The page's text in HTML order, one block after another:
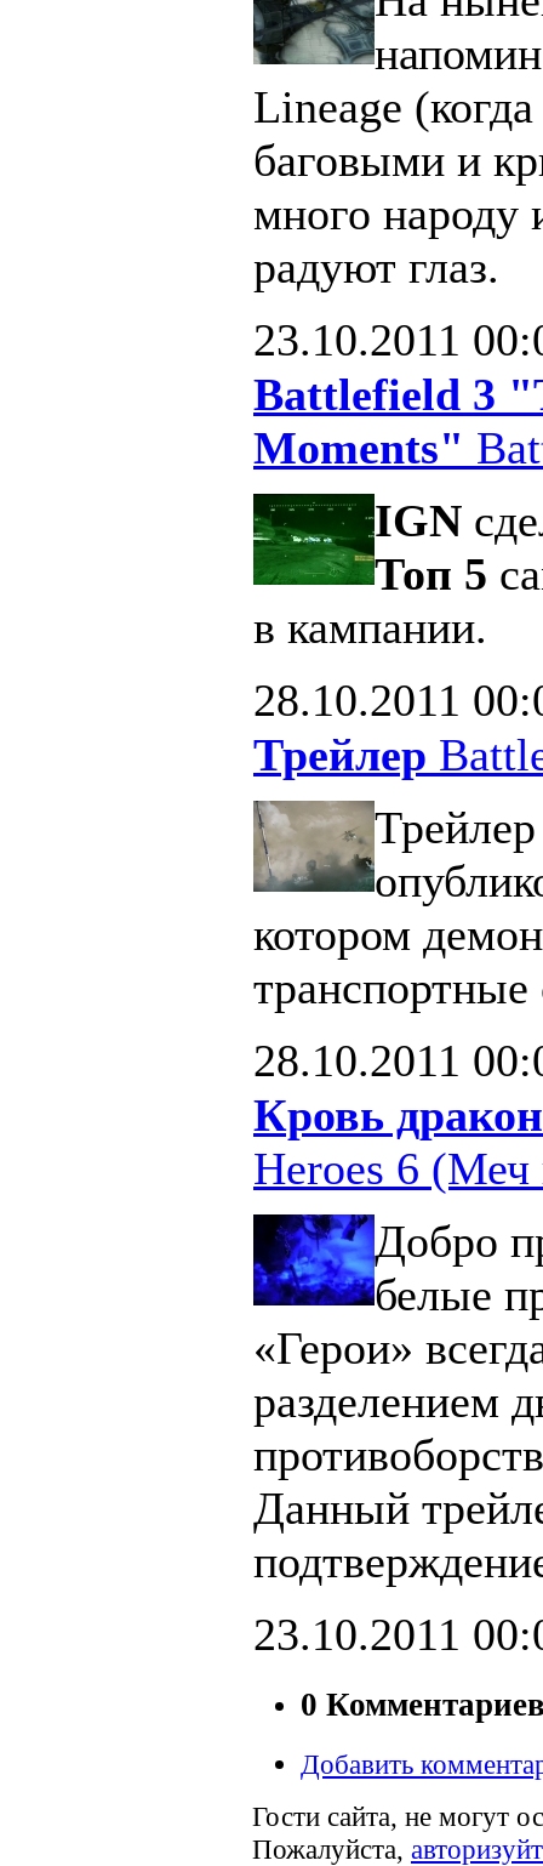
Lineage
баговыми и
много народу
радуют глаз.
23.10.2011
Battlefield 3
Moments"
IGN
Топ 5
в кампании.
28.10.2011
Трейлер
котором
транспортные
28.10.2011
Кровь
Heroes 6 (Меч
Добро
белые
«Герои»
разделением
Данный
23.10.2011
0
Добавить
Гости сайта, не могут
Пожалуйста,